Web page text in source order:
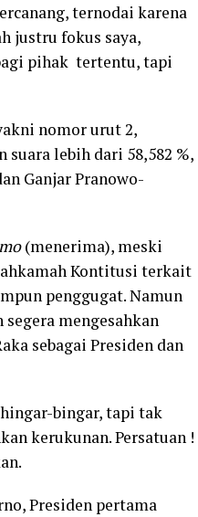
ternodai karena
justru fokus saya,
pihak tertentu, tapi
nomor urut 2,
suara lebih dari 58,582 %,
Ganjar Pranowo-
(menerima), meski
Kontitusi terkait
penggugat. Namun
mengesahkan
sebagai Presiden dan
bingar, tapi tak
kerukunan. Persatuan !
Presiden pertama